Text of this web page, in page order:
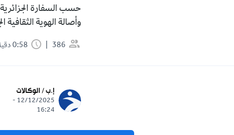
حسب السفارة
وأصالة الهوية الثقافية
386
إ.ب / الوكالات
12/12/2025 -
16:24